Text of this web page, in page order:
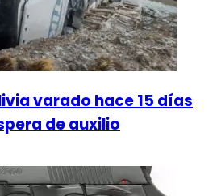
varado hace 15 días
de auxilio